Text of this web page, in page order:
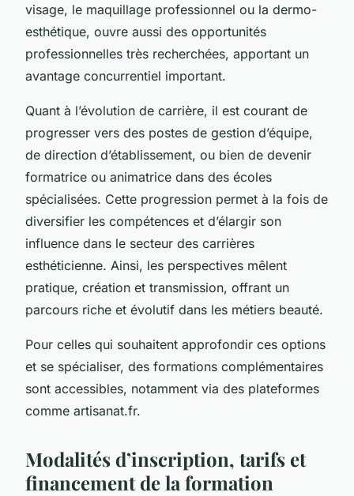
visage, le maquillage professionnel ou la dermo-
esthétique, ouvre aussi des opportunités
professionnelles très recherchées, apportant un
avantage concurrentiel important.
Quant à l’évolution de carrière, il est courant de
progresser vers des postes de gestion d’équipe,
de direction d’établissement, ou bien de devenir
formatrice ou animatrice dans des écoles
spécialisées. Cette progression permet à la fois de
diversifier les compétences et d’élargir son
influence dans le secteur des carrières
esthéticienne. Ainsi, les perspectives mêlent
pratique, création et transmission, offrant un
parcours riche et évolutif dans les métiers beauté.
Pour celles qui souhaitent approfondir ces options
et se spécialiser, des formations complémentaires
sont accessibles, notamment via des plateformes
comme artisanat.fr.
Modalités d’inscription, tarifs et
financement de la formation